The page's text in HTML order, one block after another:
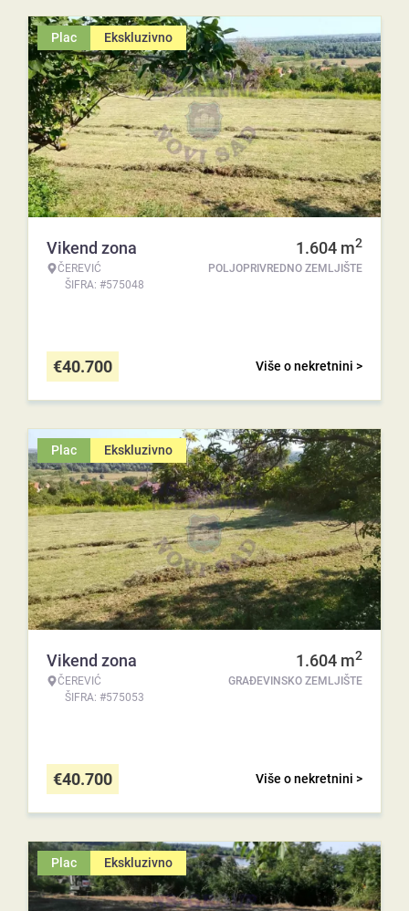
Plac Ekskluzivno
Vikend zona
ČEREVIĆ
ŠIFRA: #575048
1.604 m2
POLJOPRIVREDNO ZEMLJIŠTE
Više o nekretnini >
€40.700
Plac Ekskluzivno
Vikend zona
ČEREVIĆ
ŠIFRA: #575053
1.604 m2
GRAĐEVINSKO ZEMLJIŠTE
Više o nekretnini >
€40.700
Plac Ekskluzivno